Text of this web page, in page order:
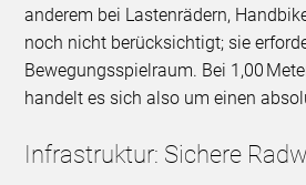
anderem bei Lastenrädern,
noch nicht berücksichtigt; sie
Bewegungsspielraum. Bei 1,00
handelt es sich also um einen
Infrastruktur: Sichere